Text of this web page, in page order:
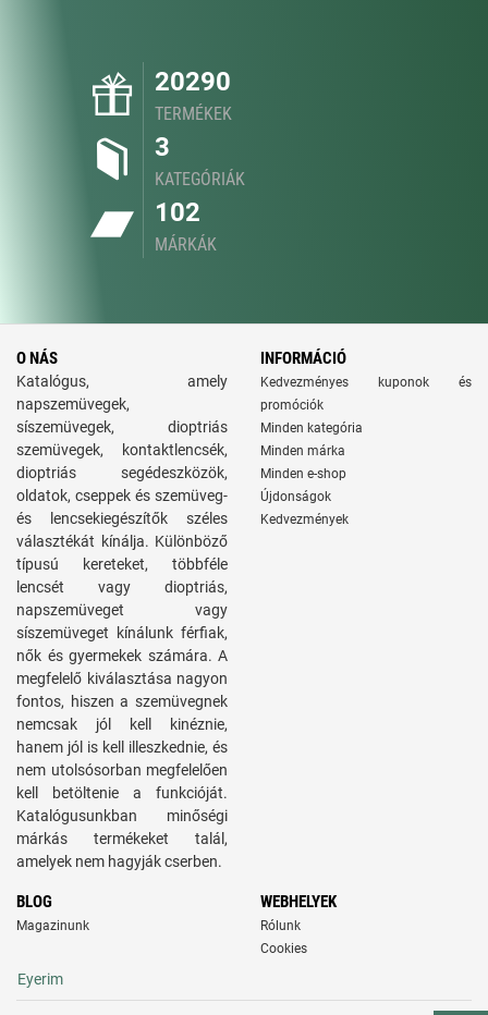
20290
TERMÉKEK
3
KATEGÓRIÁK
102
MÁRKÁK
O NÁS
Katalógus, amely
napszemüvegek,
síszemüvegek, dioptriás
szemüvegek, kontaktlencsék,
dioptriás segédeszközök,
oldatok, cseppek és szemüveg-
és lencsekiegészítők széles
választékát kínálja. Különböző
típusú kereteket, többféle
lencsét vagy dioptriás,
napszemüveget vagy
síszemüveget kínálunk férfiak,
nők és gyermekek számára. A
megfelelő kiválasztása nagyon
fontos, hiszen a szemüvegnek
nemcsak jól kell kinéznie,
hanem jól is kell illeszkednie, és
nem utolsósorban megfelelően
kell betöltenie a funkcióját.
Katalógusunkban minőségi
márkás termékeket talál,
amelyek nem hagyják cserben.
INFORMÁCIÓ
Kedvezményes kuponok és
promóciók
Minden kategória
Minden márka
Minden e-shop
Újdonságok
Kedvezmények
BLOG
Magazinunk
WEBHELYEK
Rólunk
Cookies
Eyerim